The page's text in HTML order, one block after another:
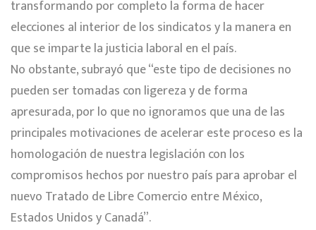
transformando por completo la forma de hacer
elecciones al interior de los sindicatos y la manera en
que se imparte la justicia laboral en el país.
No obstante, subrayó que “este tipo de decisiones no
pueden ser tomadas con ligereza y de forma
apresurada, por lo que no ignoramos que una de las
principales motivaciones de acelerar este proceso es la
homologación de nuestra legislación con los
compromisos hechos por nuestro país para aprobar el
nuevo Tratado de Libre Comercio entre México,
Estados Unidos y Canadá”.